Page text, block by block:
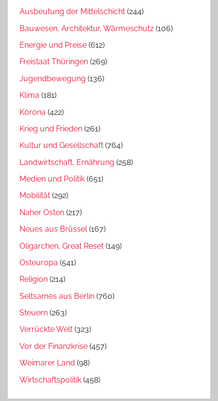
Ausbeutung der Mittelschicht (244)
Bauwesen, Architektur, Wärmeschutz (106)
Energie und Preise (612)
Freistaat Thüringen (269)
Jugendbewegung (136)
Klima (181)
Kórona (422)
Krieg und Frieden (261)
Kultur und Gesellschaft (764)
Landwirtschaft, Ernährung (258)
Medien und Politik (651)
Mobilität (292)
Naher Osten (217)
Neues aus Brüssel(167)
Oligarchen, Great Reset (149)
Osteuropa (541)
Religion (214)
Seltsames aus Berlin (760)
Steuern (263)
Verrückte Welt (323)
Vor der Finanzkrise (457)
Weimarer Land (98)
Wirtschaftspolitik (458)